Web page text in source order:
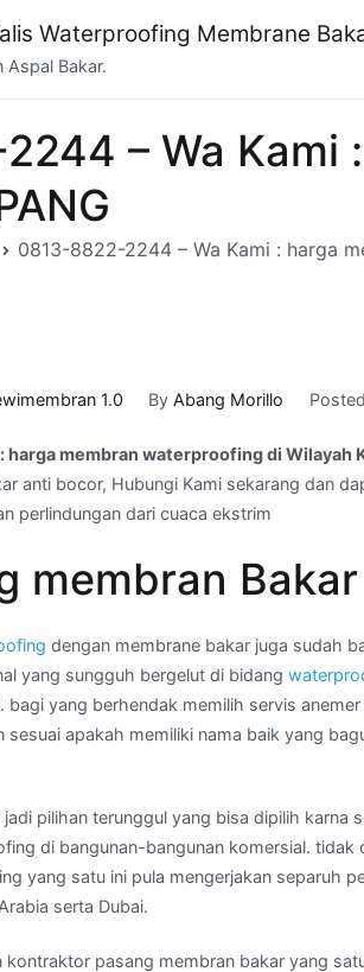
Waterproofing Membrane
Bakar.
– Wa
0813-8822-2244 – Wa Kami : harga
1.0 ByAbang Morillo
membran waterproofing di Wilayah
anti bocor, Hubungi Kami sekarang dan
perlindungan dari cuaca ekstrim
membran
dengan membrane bakar juga sudah
yang sungguh bergelut di bidang
bagi yang berhendak memilih servis anemer
sesuai apakah memiliki nama baik yang
pilihan terunggul yang bisa dipilih karna
di bangunan-bangunan komersial. tidak
yang satu ini pula mengerjakan separuh
serta Dubai.
kontraktor pasang membran bakar yang